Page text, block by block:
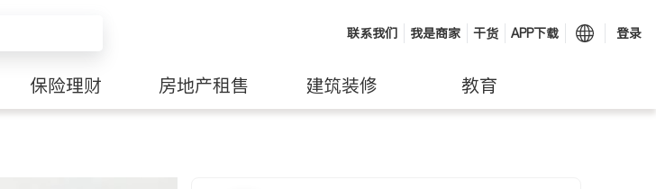
联系我们 我是商家 干货 APP下载 登录
保险理财 房地产租售 建筑装修 教育